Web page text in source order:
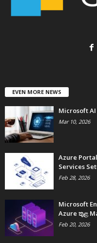
EVEN MORE NEWS
Microsoft
Mar 10, 2026
Azure
Services
Feb 28, 2026
Microsoft
Azure තුළ
Feb 20, 2026